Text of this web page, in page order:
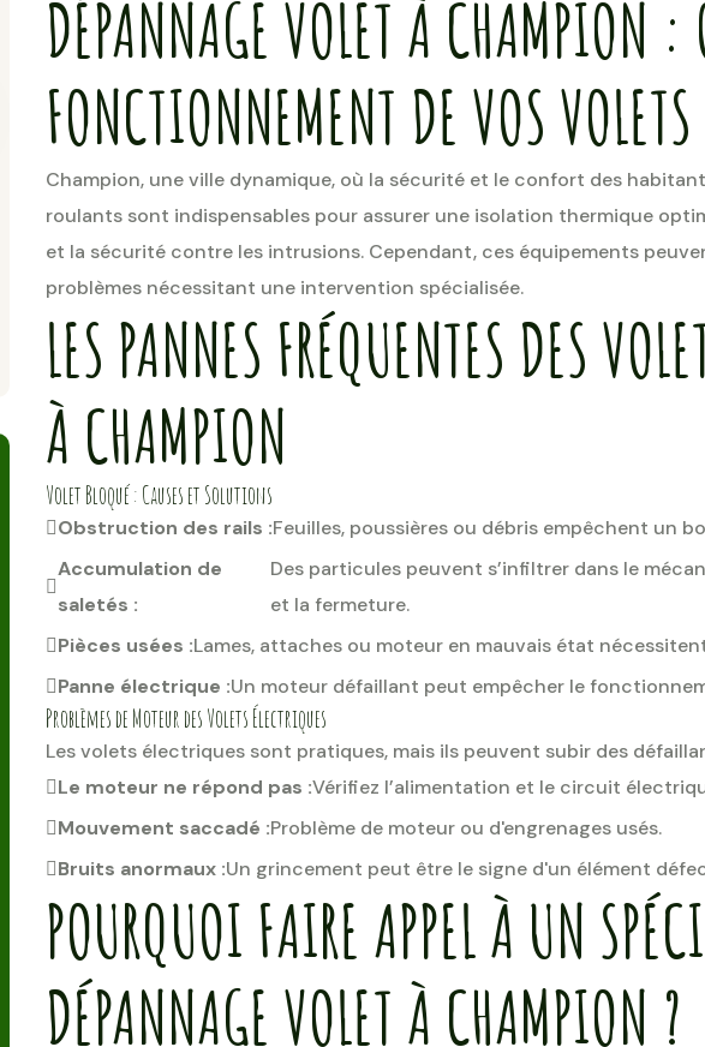
DÉPANNAGE VOLET À CHAMPION :
FONCTIONNEMENT DE VOS
Champion, une ville dynamique, où la sécurité et le confort des
roulants sont indispensables pour assurer une isolation thermique
et la sécurité contre les intrusions. Cependant, ces équipements
problèmes nécessitant une intervention spécialisée.
LES PANNES FRÉQUENTES DES
À CHAMPION
Volet Bloqué : Causes et Solutions
Obstruction des rails :Feuilles, poussières ou débris empêchent un
Accumulation de
saletés :
Des particules peuvent s’infiltrer dans le
et la fermeture.
Pièces usées :Lames, attaches ou moteur en mauvais état
Panne électrique :Un moteur défaillant peut empêcher le
Problèmes de Moteur des Volets Électriques
Les volets électriques sont pratiques, mais ils peuvent subir des
Le moteur ne répond pas :Vérifiez l’alimentation et le circuit
Mouvement saccadé :Problème de moteur ou d'engrenages usés.
Bruits anormaux :Un grincement peut être le signe d'un élément
POURQUOI FAIRE APPEL À UN
DÉPANNAGE VOLET À CHAMPION ?